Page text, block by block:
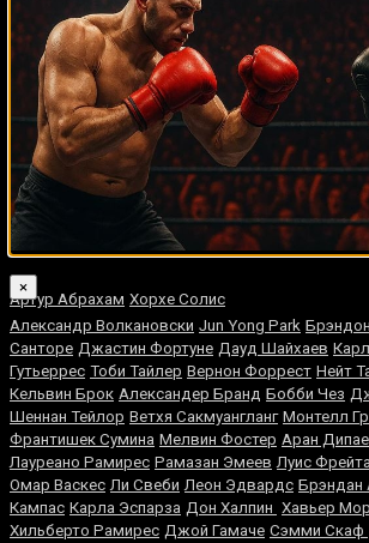
Ляяляляляояо on Смотреть UFC
Пимблетт
Medik on
Смотреть UFC 322
Махачев
Случайные боксеры
Артур Абрахам Хорхе Солис
Александр Волкановски Jun Yong Park
Санторе Джастин Фортуне Дауд Шайхаев
Гутьеррес Тоби Тайлер Вернон Форрест Нейт
Кельвин Брок Александер Бранд Бобби Чез
Шеннан Тейлор Ветхя Сакмуангланг Монтелл
Франтишек Сумина Мелвин Фостер Аран
Лауреано Рамирес Рамазан Эмеев Луис
Омар Васкес Ли Свеби Леон Эдвардс Брэндан
Кампас Карла Эспарза Дон Халпин Хавьер
Хильберто Рамирес Джой Гамаче Сэмми Скаф
×